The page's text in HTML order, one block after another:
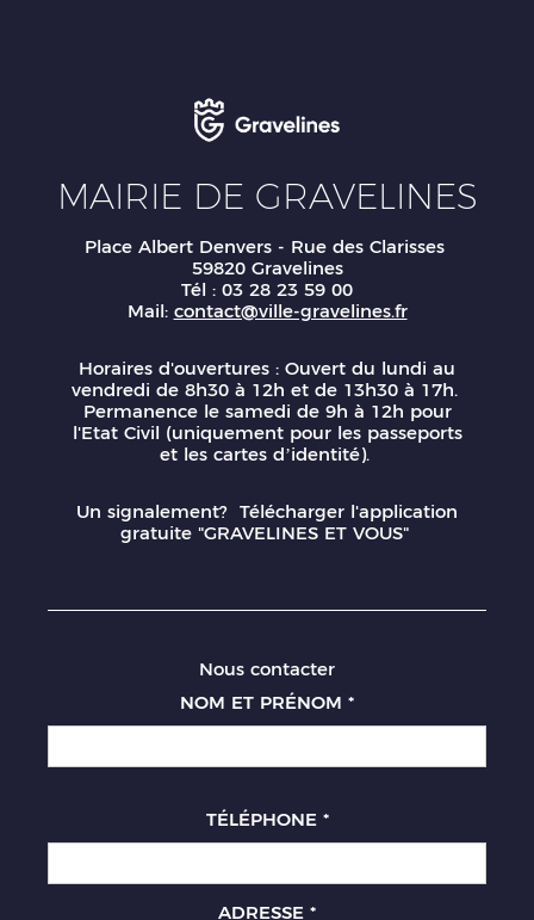
MAIRIE DE GRAVELINES
Place Albert Denvers - Rue des Clarisses
59820 Gravelines
Tél : 03 28 23 59 00
Mail: contact@ville-gravelines.fr
Horaires d'ouvertures : Ouvert du lundi au
vendredi de 8h30 à 12h et de 13h30 à 17h.
Permanence le samedi de 9h à 12h pour
l'Etat Civil (uniquement pour les passeports
et les cartes d’identité).
Un signalement? Télécharger l'application
gratuite "GRAVELINES ET VOUS"
Nous contacter
NOM ET PRÉNOM *
TÉLÉPHONE *
ADRESSE *